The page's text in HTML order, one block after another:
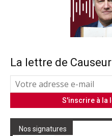
La lettre de Causeur
Nos signatures